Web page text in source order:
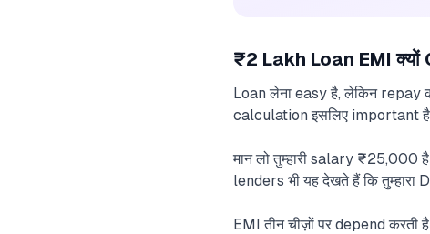
₹2 Lakh Loan EMI क्यों
Loan लेना easy है, लेकिन repay
calculation इसलिए important है
मान लो तुम्हारी salary ₹25,000
lenders भी यह देखते हैं कि
EMI तीन चीज़ों पर depend करती